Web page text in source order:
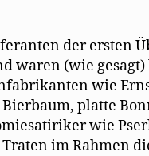
der ersten
waren (wie
wie
platte
wie
im Rahmen